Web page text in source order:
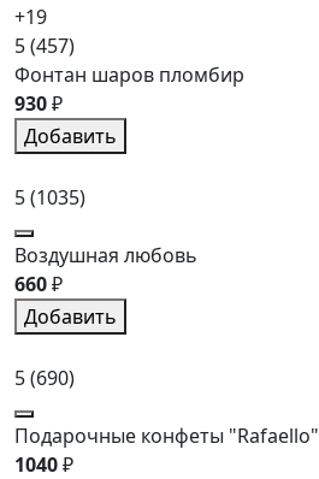
+19
5(457)
Фонтан шаров пломбир
930₽
Добавить
5(1035)
Воздушная любовь
660₽
Добавить
5(690)
Подарочные конфеты "Rafaello"
1040₽